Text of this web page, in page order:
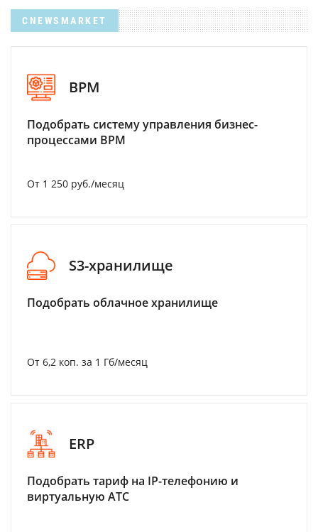
CNEWSMARKET
BPM
Подобрать систему управления бизнес-
процессами BPM
От 1 250 руб./месяц
S3-хранилище
Подобрать облачное хранилище
От 6,2 коп. за 1 Гб/месяц
ERP
Подобрать тариф на IP-телефонию и
виртуальную АТС